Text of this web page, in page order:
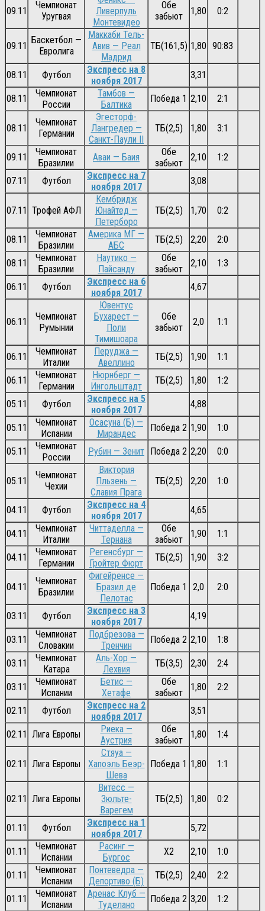
09.11
Чемпионат
Уругвая
Ливерпуль
Монтевидео
Обе
забьют
1,80 0:2
09.11
Баскетбол —
Евролига
Маккаби Тель-
Авив — Реал
Мадрид
ТБ(161,5) 1,80 90:83
08.11 Футбол
Экспресс на 8
ноября 2017
3,31
08.11
Чемпионат
России
Тамбов —
Балтика
Победа 1 2,10 2:1
08.11
Чемпионат
Германии
Эгесторф-
Лангредер —
Санкт-Паули II
ТБ(2,5) 1,80 3:1
09.11
Чемпионат
Бразилии
Аваи — Баия
Обе
забьют
2,10 1:2
07.11 Футбол
Экспресс на 7
ноября 2017
3,08
07.11 Трофей АФЛ
Кембридж
Юнайтед —
Петерборо
ТБ(2,5) 1,70 0:2
08.11
Чемпионат
Бразилии
Америка МГ —
АБС
ТБ(2,5) 2,20 2:0
08.11
Чемпионат
Бразилии
Наутико —
Пайсанду
Обе
забьют
2,10 1:3
06.11 Футбол
Экспресс на 6
ноября 2017
4,67
06.11
Чемпионат
Румынии
Ювентус
Бухарест —
Поли
Тимишоара
Обе
забьют
2,0 1:1
06.11
Чемпионат
Италии
Перуджа —
Авеллино
ТБ(2,5) 1,90 1:1
06.11
Чемпионат
Германии
Нюрнберг —
Ингольштадт
ТБ(2,5) 1,80 1:2
05.11 Футбол
Экспресс на 5
ноября 2017
4,88
05.11
Чемпионат
Испании
Осасуна (Б) —
Мирандес
Победа 2 1,90 1:0
05.11
Чемпионат
России
Рубин — Зенит Победа 2 2,20 0:0
05.11
Чемпионат
Чехии
Виктория
Пльзень —
Славия Прага
ТБ(2,5) 2,20 1:0
04.11 Футбол
Экспресс на 4
ноября 2017
4,65
04.11
Чемпионат
Италии
Читтаделла —
Тернана
Обе
забьют
1,90 1:1
04.11
Чемпионат
Германии
Регенсбург —
Гройтер Фюрт
ТБ(2,5) 1,90 3:2
04.11
Чемпионат
Бразилии
Фигейренсе —
Бразил де
Пелотас
Победа 1 2,0 2:0
03.11 Футбол
Экспресс на 3
ноября 2017
4,19
03.11
Чемпионат
Словакии
Подбрезова —
Тренчин
Победа 2 2,10 1:8
03.11
Чемпионат
Катара
Аль-Хор —
Лехвия
ТБ(3,5) 2,30 2:4
03.11
Чемпионат
Испании
Бетис —
Хетафе
Обе
забьют
1,80 2:2
02.11 Футбол
Экспресс на 2
ноября 2017
3,51
02.11 Лига Европы
Риека —
Аустрия
Обе
забьют
1,80 1:4
02.11 Лига Европы
Стяуа —
Хапоэль Беэр-
Шева
Победа 1 1,80 1:1
02.11 Лига Европы
Витесс —
Зюльте-
Варегем
ТБ(2,5) 1,80 0:2
01.11 Футбол
Экспресс на 1
ноября 2017
5,72
01.11
Чемпионат
Испании
Расинг —
Бургос
Х2 2,10 1:0
01.11
Чемпионат
Испании
Понтеведра —
Депортиво (Б)
ТБ(2,5) 2,40 2:2
01.11
Чемпионат
Испании
Аренас Клуб —
Туделано
Победа 2 3,20 1:2